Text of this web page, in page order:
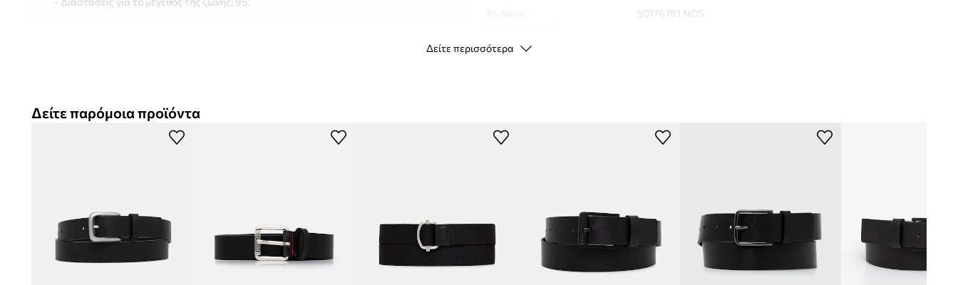
50176781.NOS
Κατασκευαστής
Δείτε περισσότερα
Δείτε παρόμοια προϊόντα